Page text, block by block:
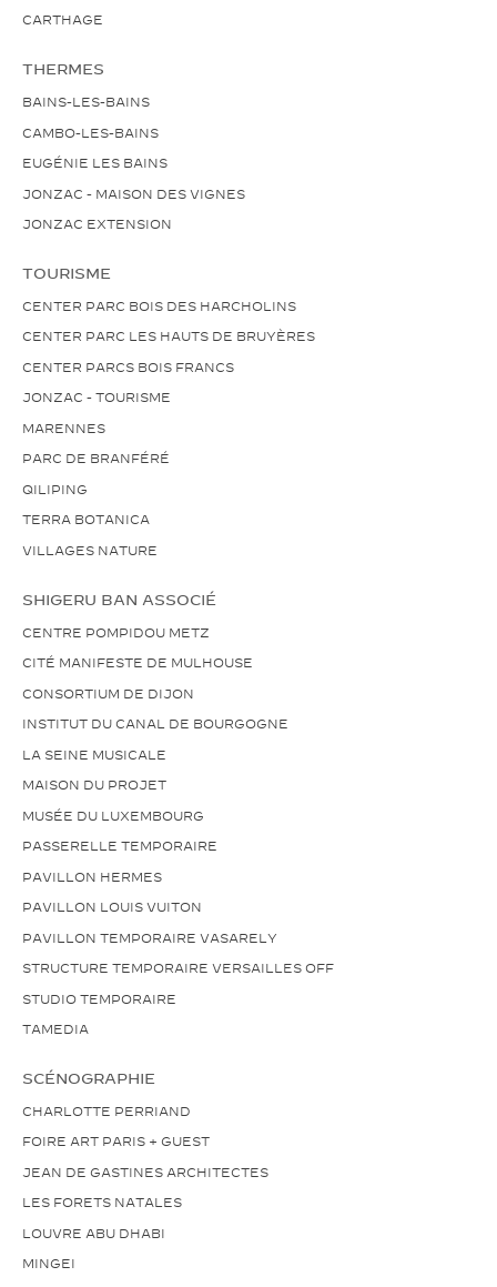
CARTHAGE
THERMES
BAINS-LES-BAINS
CAMBO-LES-BAINS
EUGÉNIE LES BAINS
JONZAC - MAISON DES VIGNES
JONZAC EXTENSION
TOURISME
CENTER PARC BOIS DES HARCHOLINS
CENTER PARC LES HAUTS DE BRUYÈRES
CENTER PARCS BOIS FRANCS
JONZAC - TOURISME
MARENNES
PARC DE BRANFÉRÉ
QILIPING
TERRA BOTANICA
VILLAGES NATURE
SHIGERU BAN ASSOCIÉ
CENTRE POMPIDOU METZ
CITÉ MANIFESTE DE MULHOUSE
CONSORTIUM DE DIJON
INSTITUT DU CANAL DE BOURGOGNE
LA SEINE MUSICALE
MAISON DU PROJET
MUSÉE DU LUXEMBOURG
PASSERELLE TEMPORAIRE
PAVILLON HERMES
PAVILLON LOUIS VUITON
PAVILLON TEMPORAIRE VASARELY
STRUCTURE TEMPORAIRE VERSAILLES OFF
STUDIO TEMPORAIRE
TAMEDIA
SCÉNOGRAPHIE
CHARLOTTE PERRIAND
FOIRE ART PARIS + GUEST
JEAN DE GASTINES ARCHITECTES
LES FORETS NATALES
LOUVRE ABU DHABI
MINGEI